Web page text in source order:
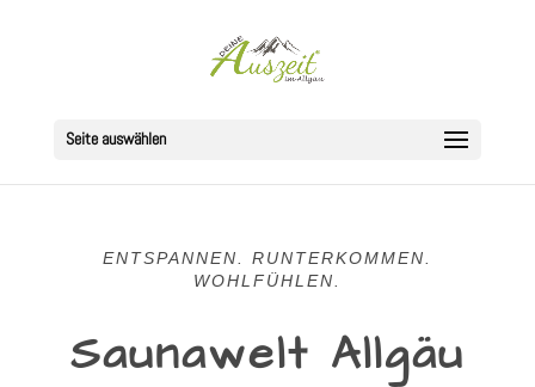
Seite auswählen
ENTSPANNEN. RUNTERKOMMEN.
WOHLFÜHLEN.
Saunawelt Allgäu